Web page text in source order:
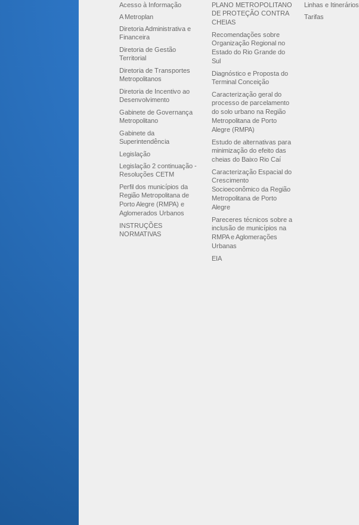
Acesso à Informação
A Metroplan
Diretoria Administrativa e
Financeira
Diretoria de Gestão
Territorial
Diretoria de Transportes
Metropolitanos
Diretoria de Incentivo ao
Desenvolvimento
Gabinete de Governança
Metropolitano
Gabinete da
Superintendência
Legislação
Legislação 2 continuação -
Resoluções CETM
Perfil dos municípios da
Região Metropolitana de
Porto Alegre (RMPA) e
Aglomerados Urbanos
INSTRUÇÕES
NORMATIVAS
PLANO METROPOLITANO
DE PROTEÇÃO CONTRA
CHEIAS
Recomendações sobre
Organização Regional no
Estado do Rio Grande do
Sul
Diagnóstico e Proposta do
Terminal Conceição
Caracterização geral do
processo de parcelamento
do solo urbano na Região
Metropolitana de Porto
Alegre (RMPA)
Estudo de alternativas para
minimização do efeito das
cheias do Baixo Rio Caí
Caracterização Espacial do
Crescimento
Socioeconômico da Região
Metropolitana de Porto
Alegre
Pareceres técnicos sobre a
inclusão de municípios na
RMPA e Aglomerações
Urbanas
EIA
Linhas e Itinerários
Tarifas